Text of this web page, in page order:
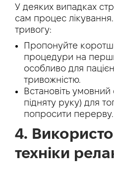
У деяких випадках
сам процес
тривогу:
Пропонуйте
процедури на
особливо для
тривожністю.
Встановіть
підняту руку) для
попросити перерву.
4.
техніки